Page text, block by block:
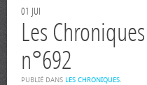
01 JUI
Les
n°692
PUBLIÉ DANS LES CHRONIQUES.